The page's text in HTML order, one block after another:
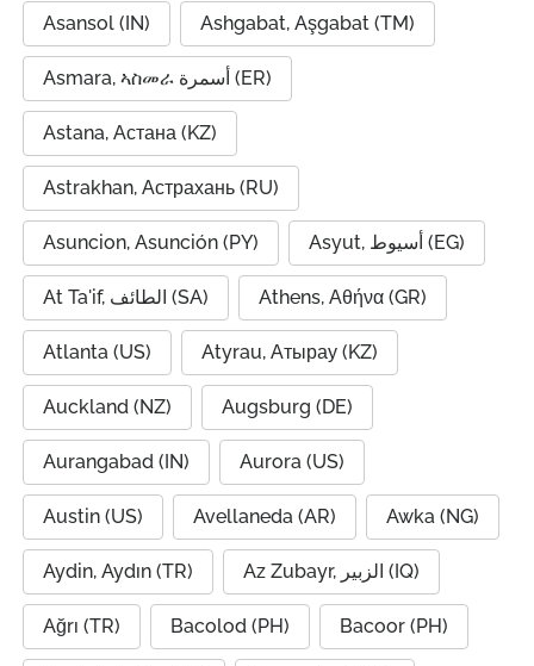
Asansol (IN) Ashgabat, Aşgabat (TM)
Asmara, ኣስመራ أسمرة (ER)
Astana, Астана (KZ)
Astrakhan, Астрахань (RU)
Asuncion, Asunción (PY) Asyut, أسيوط (EG)
At Ta'if, الطائف (SA) Athens, Αθήνα (GR)
Atlanta (US) Atyrau, Атырау (KZ)
Auckland (NZ) Augsburg (DE)
Aurangabad (IN) Aurora (US)
Austin (US) Avellaneda (AR) Awka (NG)
Aydin, Aydın (TR) Az Zubayr, الزبير (IQ)
Ağrı (TR) Bacolod (PH) Bacoor (PH)